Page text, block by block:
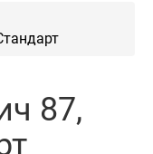
87,